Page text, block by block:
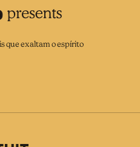
que exaltam o espírito